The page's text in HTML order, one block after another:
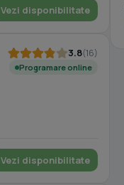
Vezi disponibilitate
3.8(16)
Programare online
Vezi disponibilitate